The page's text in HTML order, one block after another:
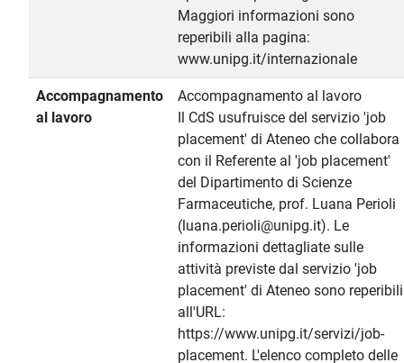
Maggiori informazioni sono
reperibili alla pagina:
www.unipg.it/internazionale
Accompagnamento
al lavoro
Accompagnamento al lavoro
Il CdS usufruisce del servizio 'job
placement' di Ateneo che collabora
con il Referente al 'job placement'
del Dipartimento di Scienze
Farmaceutiche, prof. Luana Perioli
(luana.perioli@unipg.it). Le
informazioni dettagliate sulle
attività previste dal servizio 'job
placement' di Ateneo sono reperibili
all'URL:
https://www.unipg.it/servizi/job-
placement. L'elenco completo delle